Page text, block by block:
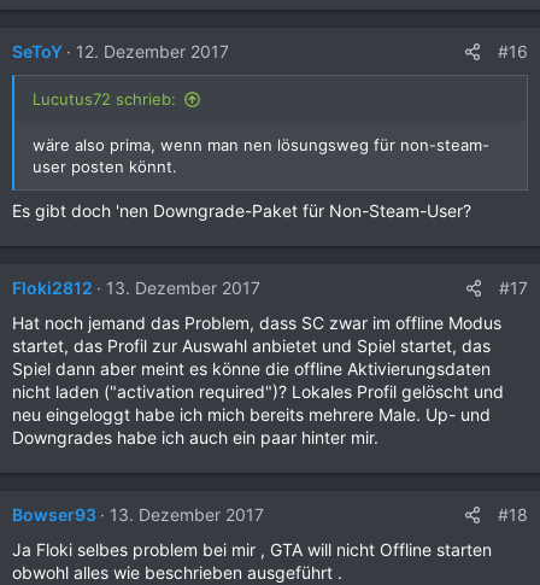
SeToY 12. Dezember 2017 #16
Lucutus72 schrieb:
wäre also prima, wenn man nen lösungsweg für non-steam-
user posten könnt.
Es gibt doch 'nen Downgrade-Paket für Non-Steam-User?
Floki2812 13. Dezember 2017
#17
Hat noch jemand das Problem, dass SC zwar im offline Modus
startet, das Profil zur Auswahl anbietet und Spiel startet, das
Spiel dann aber meint es könne die offline Aktivierungsdaten
nicht laden ("activation required")? Lokales Profil gelöscht und
neu eingeloggt habe ich mich bereits mehrere Male. Up- und
Downgrades habe ich auch ein paar hinter mir.
Bowser93 13. Dezember 2017
#18
Ja Floki selbes problem bei mir , GTA will nicht Offline starten
obwohl alles wie beschrieben ausgeführt .